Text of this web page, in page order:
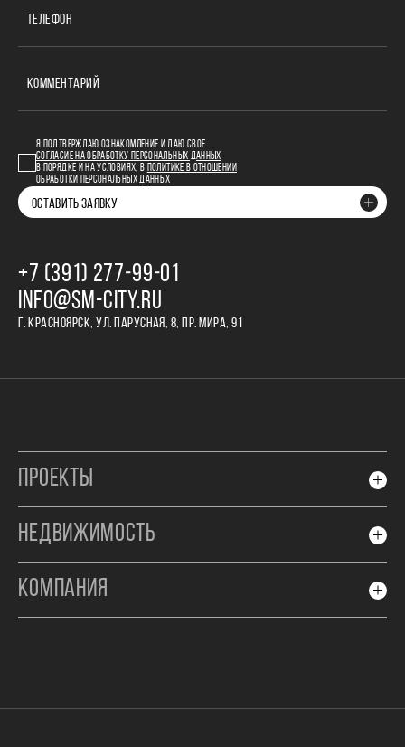
ТЕЛЕФОН
КОММЕНТАРИЙ
Я ПОДТВЕРЖДАЮ ОЗНАКОМЛЕНИЕ И ДАЮ СВОЕ
СОГЛАСИЕ НА ОБРАБОТКУ ПЕРСОНАЛЬНЫХ ДАННЫХ
В ПОРЯДКЕ И НА УСЛОВИЯХ, В
ПОЛИТИКЕ В ОТНОШЕНИИ
ОБРАБОТКИ ПЕРСОНАЛЬНЫХ ДАННЫХ
ОСТАВИТЬ ЗАЯВКУ
+7 (391) 277‒99‒01
INFO@SM-CITY.RU
Г. КРАСНОЯРСК, УЛ. ПАРУСНАЯ, 8, ПР. МИРА, 91
ПРОЕКТЫ
НЕДВИЖИМОСТЬ
КОМПАНИЯ